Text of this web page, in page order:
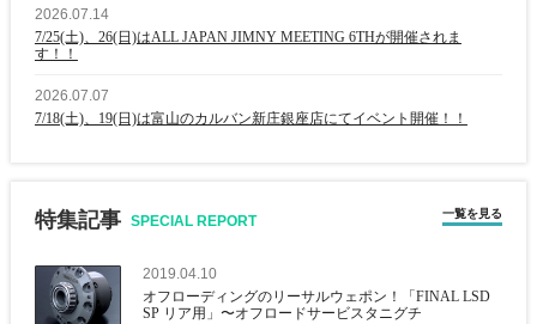
2026.07.14
7/25(土)、26(日)はALL JAPAN JIMNY MEETING 6THが開催されま
す！！
2026.07.07
7/18(土)、19(日)は富山のカルバン新庄銀座店にてイベント開催！！
特集記事 SPECIAL REPORT 一覧を見る
2019.04.10
オフローディングのリーサルウェポン！「FINAL LSD
SP リア用」〜オフロードサービスタニグチ